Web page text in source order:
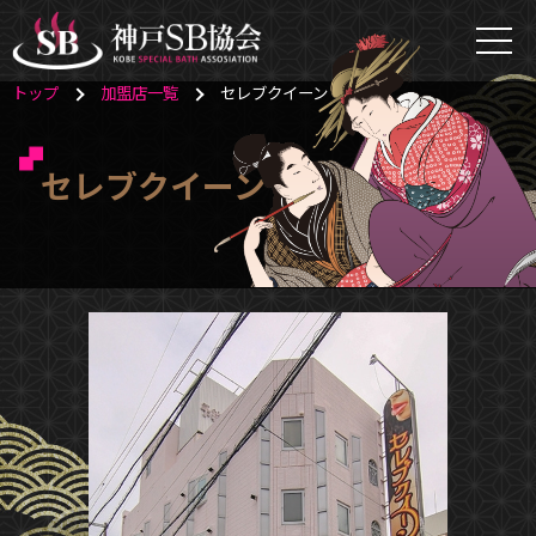
トップ 加盟店一覧 セレブクイーン
セレブクイーン